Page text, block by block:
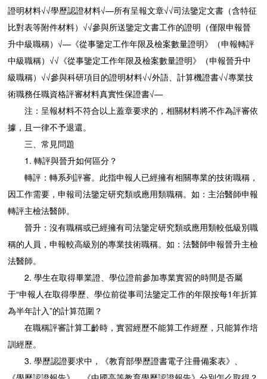
證明材料√√學歷認證材料√—所有呈報文章√√司法鑒定文書（含特征
比對表等附件材料）√√參與所送鑒定文書工作的證明（僅限申報晉
升中級職稱）√—《從事鑒定工作年限及檢案數量證明》（申報轉評
中級職稱）√√《從事鑒定工作年限及檢案數量證明》（申報晉升中
級職稱）√√參與科研項目的證明材料√√外語、計算機證書√√專業技
術職務任職資格評審材料真實性保證書√—
注：呈報材料不符合以上蓋章要求的，相關材料將不作為評審依
據，且一律不予退還。
三、常見問題
1. 轉評與晉升如何區分？
轉評：轉系列評審。此指申報人已經擁有相關專業的技術職稱，
因工作需要，申報司法鑒定研究類或應用類職稱。如：主治醫師申報
轉評主檢法醫師。
晉升：沒有職稱或已經擁有司法鑒定研究類或應用類較低級別職
稱的人員，申報較高級別的專業技術職稱。如：法醫師申報晉升主檢
法醫師。
2. 學生在取得畢業證、學位證前參加專業實習的時間是否屬
于“申報人在取得學歷、學位前從事司法鑒定工作的年限按每1年折算
為半年計入”的計算范圍？
在職稱評審計算工齡時，實習經歷不能算工作經歷，只能算作培
訓經歷。
3. 學歷認證要求中，《教育部學歷證書電子注冊備案表》、